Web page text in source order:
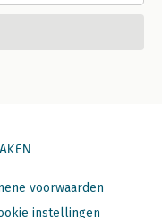
voorwaarden
instellingen